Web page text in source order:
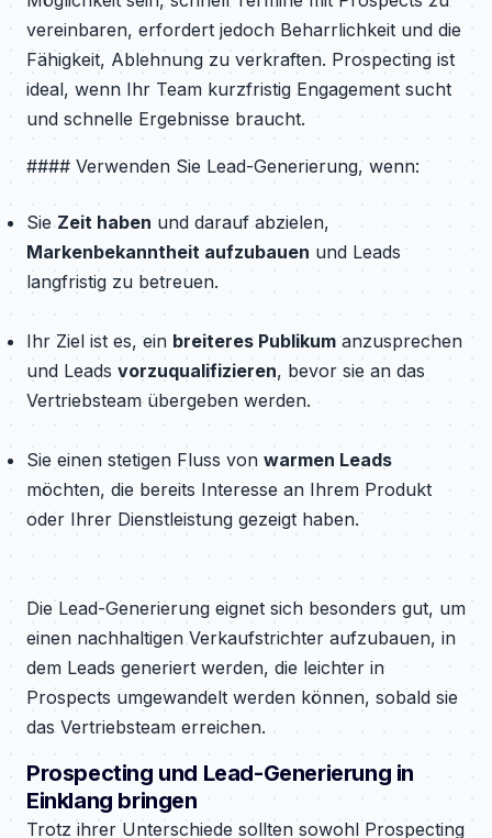
vereinbaren, erfordert jedoch Beharrlichkeit und die
Fähigkeit, Ablehnung zu verkraften. Prospecting ist
ideal, wenn Ihr Team kurzfristig Engagement sucht
und schnelle Ergebnisse braucht.
#### Verwenden Sie Lead-Generierung, wenn:
Sie Zeit haben und darauf abzielen,
Markenbekanntheit aufzubauen und Leads
langfristig zu betreuen.
Ihr Ziel ist es, ein breiteres Publikum anzusprechen
und Leads vorzuqualifizieren, bevor sie an das
Vertriebsteam übergeben werden.
Sie einen stetigen Fluss von warmen Leads
möchten, die bereits Interesse an Ihrem Produkt
oder Ihrer Dienstleistung gezeigt haben.
Die Lead-Generierung eignet sich besonders gut, um
einen nachhaltigen Verkaufstrichter aufzubauen, in
dem Leads generiert werden, die leichter in
Prospects umgewandelt werden können, sobald sie
das Vertriebsteam erreichen.
Prospecting und Lead-Generierung in
Einklang bringen
Trotz ihrer Unterschiede sollten sowohl Prospecting